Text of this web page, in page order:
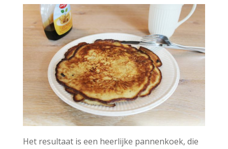
Het resultaat is een heerlijke pannenkoek, die